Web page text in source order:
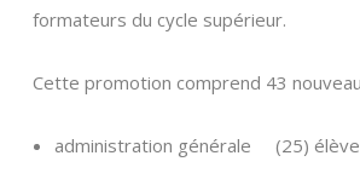
formateurs du cycle supérieur.
Cette promotion comprend 43
administration générale (25)